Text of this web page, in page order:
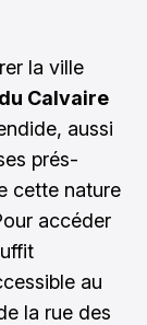
la ville
Calvaire
aussi
prés-
cette nature
accéder
au
la rue des